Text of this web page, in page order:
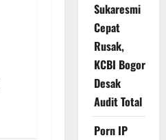
Sukaresmi
Cepat
Rusak,
KCBI Bogor
Desak
Audit Total
Porn IP